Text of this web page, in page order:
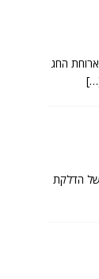
החג
של הדלקת